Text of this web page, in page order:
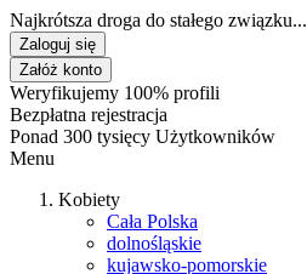
Najkrótsza droga do stałego związku...
Zaloguj się
Załóż konto
Weryfikujemy 100% profili
Bezpłatna rejestracja
Ponad 300 tysięcy Użytkowników
Menu
Kobiety
Cała Polska
dolnośląskie
kujawsko-pomorskie